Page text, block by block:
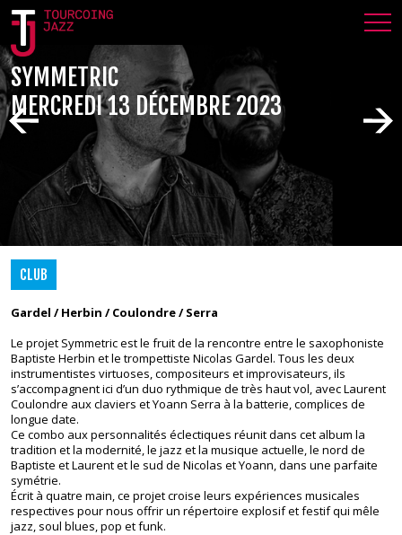
SYMMETRIC
MERCREDI 13 DÉCEMBRE 2023
CLUB
Gardel / Herbin / Coulondre / Serra
Le projet Symmetric est le fruit de la rencontre entre le saxophoniste
Baptiste Herbin et le trompettiste Nicolas Gardel. Tous les deux
instrumentistes virtuoses, compositeurs et improvisateurs, ils
s’accompagnent ici d’un duo rythmique de très haut vol, avec Laurent
Coulondre aux claviers et Yoann Serra à la batterie, complices de
longue date.
Ce combo aux personnalités éclectiques réunit dans cet album la
tradition et la modernité, le jazz et la musique actuelle, le nord de
Baptiste et Laurent et le sud de Nicolas et Yoann, dans une parfaite
symétrie.
Écrit à quatre main, ce projet croise leurs expériences musicales
respectives pour nous offrir un répertoire explosif et festif qui mêle
jazz, soul blues, pop et funk.